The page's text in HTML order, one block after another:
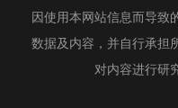
因使用本网站信息而导致
数据及内容，并自行承担
对内容进行研